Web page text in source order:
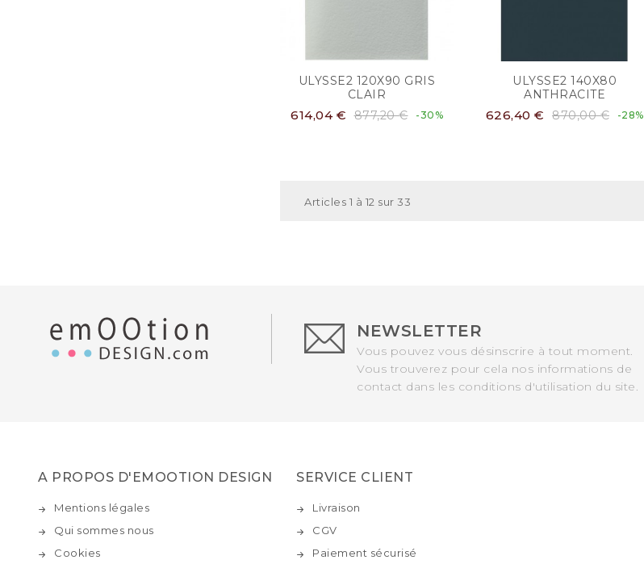
ULYSSE2 120X90 GRIS
CLAIR
614,04 € 877,20 € -30%
ULYSSE2 140X80
ANTHRACITE
626,40 € 870,00 € -28%
Articles 1 à 12 sur 33
NEWSLETTER
Vous pouvez vous désinscrire à tout moment.
Vous trouverez pour cela nos informations de
contact dans les conditions d'utilisation du site.
A PROPOS D'EMOOTION DESIGN
Mentions légales
Qui sommes nous
Cookies
SERVICE CLIENT
Livraison
CGV
Paiement sécurisé